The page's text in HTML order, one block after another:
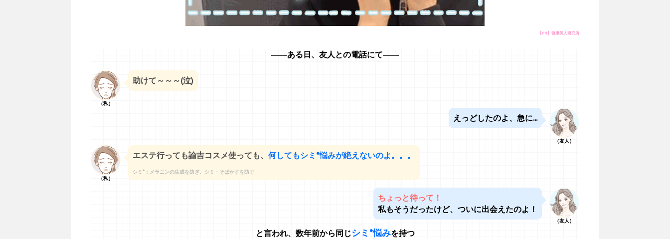
【PR】健康美人研究所
――ある日、友人との電話にて――
（私）
助けて～～～(泣)
（友人）
えっどしたのよ、急に...
（私）
エステ行っても諭吉コスメ使っても、 何してもシミ*悩みが絶えないのよ。。。
シミ*：メラニンの生成を防ぎ、シミ・そばかすを防ぐ
（友人）
ちょっと待って！
私もそうだったけど、ついに出会えたのよ！
と言われ、数年前から同じシミ*悩みを持つ